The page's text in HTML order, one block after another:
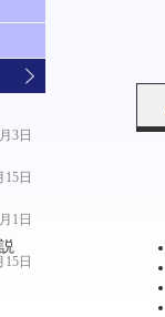
3日
15日
1日
15日